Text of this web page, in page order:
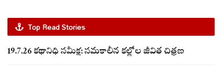
Top Read Stories
19.7.26 కథానిధి సమీక్ష: సమకాలీన కల్లోల జీవిత చిత్రణ